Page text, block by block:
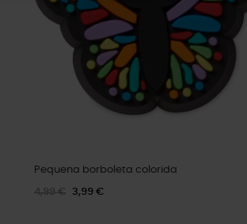
Pequena borboleta colorida
4,99 € 3,99 €